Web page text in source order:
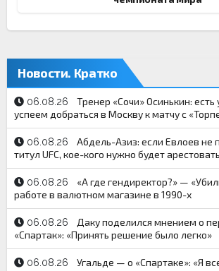
Новости. Кратко
06.08.26
Тренер «Сочи» Осинькин: есть
успеем добраться в Москву к матчу с
06.08.26
Абдель-Азиз: если Евлоев не
титул UFC, кое-кого нужно будет арестовать
06.08.26
«А где гендиректор?» —
работе в валютном магазине в 1990-х
06.08.26
Даку поделился мнением о
«Спартак»: «Принять решение было легко»
06.08.26
Угальде — о «Спартаке»: «Я